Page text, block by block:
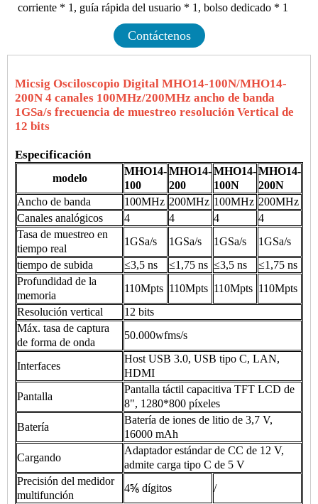
corriente * 1, guía rápida del usuario * 1, bolso dedicado * 1
Contáctenos
Micsig Osciloscopio Digital MHO14-100N/MHO14-
200N 4 canales 100MHz/200MHz ancho de banda
1GSa/s frecuencia de muestreo resolución Vertical de
12 bits
Especificación
modelo
MHO14-
100
MHO14-
200
MHO14-
100N
MHO14-
200N
Ancho de banda
100MHz 200MHz 100MHz 200MHz
Canales analógicos
4 4 4
4
Tasa de muestreo en
tiempo real
1GSa/s 1GSa/s 1GSa/s
1GSa/s
tiempo de subida
≤3,5 ns ≤1,75 ns ≤3,5 ns
≤1,75 ns
Profundidad de la
memoria
110Mpts 110Mpts 110Mpts 110Mpts
Resolución vertical
12 bits
Máx. tasa de captura
de forma de onda
50.000wfms/s
Interfaces
Host USB 3.0, USB tipo C, LAN,
HDMI
Pantalla
Pantalla táctil capacitiva TFT LCD de
8", 1280*800 píxeles
Batería
Batería de iones de litio de 3,7 V,
16000 mAh
Cargando
Adaptador estándar de CC de 12 V,
admite carga tipo C de 5 V
Precisión del medidor
multifunción
4⅚ dígitos /